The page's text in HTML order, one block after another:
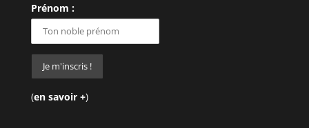
Prénom :
(en savoir +)